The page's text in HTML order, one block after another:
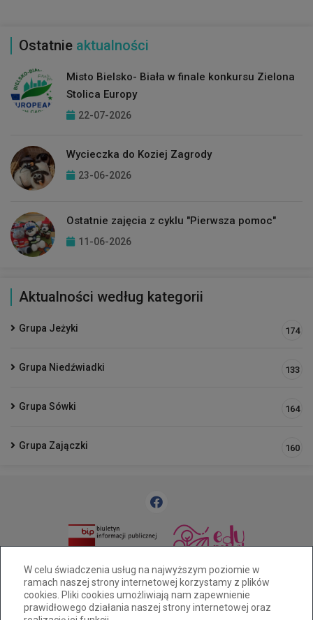
W celu świadczenia usług na najwyższym poziomie w
ramach naszej strony internetowej korzystamy z plików
cookies. Pliki cookies umożliwiają nam zapewnienie
prawidłowego działania naszej strony internetowej oraz
Ostatnie aktualności
Misto Bielsko- Biała w finale konkursu Zielona
Stolica Europy
22-07-2026
Wycieczka do Koziej Zagrody
23-06-2026
Ostatnie zajęcia z cyklu "Pierwsza pomoc"
11-06-2026
Aktualności według kategorii
Grupa Jeżyki 174
Grupa Niedźwiadki 133
Grupa Sówki 164
Grupa Zajączki 160
33 812 58 83
pm25@cuw.bielsko-biala.pl
Bielsko-Biała ul. Widok 28
Deklaracja dostępności